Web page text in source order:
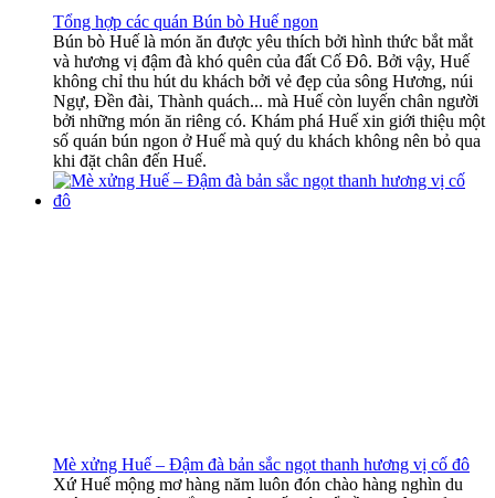
Tổng hợp các quán Bún bò Huế ngon
Bún bò Huế là món ăn được yêu thích bởi hình thức bắt mắt
và hương vị đậm đà khó quên của đất Cố Đô. Bởi vậy, Huế
không chỉ thu hút du khách bởi vẻ đẹp của sông Hương, núi
Ngự, Đền đài, Thành quách... mà Huế còn luyến chân người
bởi những món ăn riêng có. Khám phá Huế xin giới thiệu một
số quán bún ngon ở Huế mà quý du khách không nên bỏ qua
khi đặt chân đến Huế.
Mè xửng Huế – Đậm đà bản sắc ngọt thanh hương vị cố đô
Xứ Huế mộng mơ hàng năm luôn đón chào hàng nghìn du